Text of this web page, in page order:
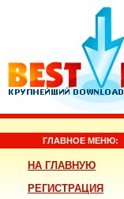
ГЛАВНОЕ МЕНЮ:
НА ГЛАВНУЮ
РЕГИСТРАЦИЯ